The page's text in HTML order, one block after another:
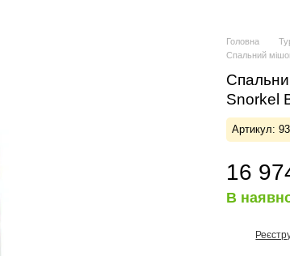
Головна
Спальний
Snorkel
Артикул:
16
В